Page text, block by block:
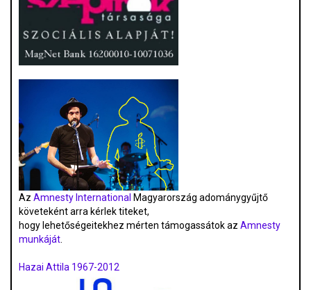
Az Amnesty International Magyarország adománygyűjtő
követeként arra kérlek titeket,
hogy lehetőségeitekhez mérten támogassátok az Amnesty
munkáját.
Hazai Attila 1967-2012